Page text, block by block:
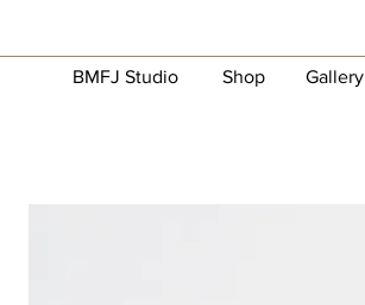
BMFJ Studio Shop Gallery